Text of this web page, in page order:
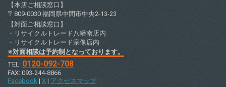
【本店ご相談窓口】
〒809-0030 福岡県中間市中央2-13-23
【対面ご相談窓口】
・リサイクルトレード八幡南店内
・リサイクルトレード宗像店内
※対面相談は予約制となっております。
TEL: 0120-092-708
FAX: 093-244-8866
Facebook | X | アクセスマップ